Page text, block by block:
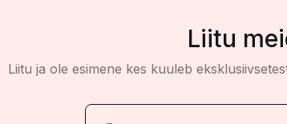
Liitu
Liitu ja ole esimene kes kuuleb